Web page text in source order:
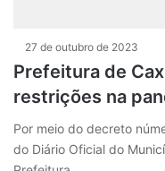
27 de outubro de 2023
Prefeitura de
restrições na
Por meio do decreto
do Diário Oficial do